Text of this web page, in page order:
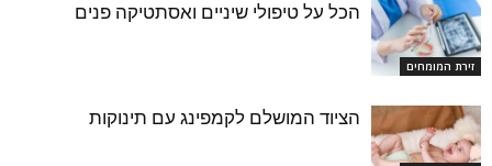
זירת המומחים
הכל על טיפולי שיניים ואסתטיקה פנים
הציוד המושלם לקמפינג עם תינוקות